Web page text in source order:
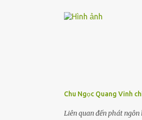
cần được giúp đỡ nhưng
Chu Ngọc Quang Vinh
Liên quan đến phát